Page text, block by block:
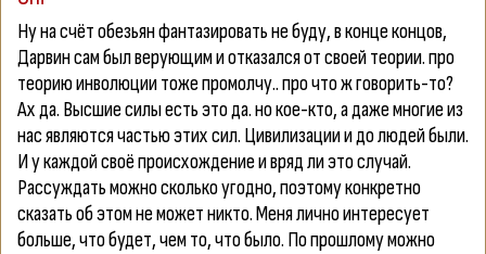
Ну на счёт обезьян фантазировать не буду, в конце концов,
Дарвин сам был верующим и отказался от своей теории. про
теорию инволюции тоже промолчу.. про что ж говорить-то?
Ах да. Высшие силы есть это да. но кое-кто, а даже многие из
нас являются частью этих сил. Цивилизации и до людей были.
И у каждой своё происхождение и вряд ли это случай.
Рассуждать можно сколько угодно, поэтому конкретно
сказать об этом не может никто. Меня лично интересует
больше, что будет, чем то, что было. По прошлому можно